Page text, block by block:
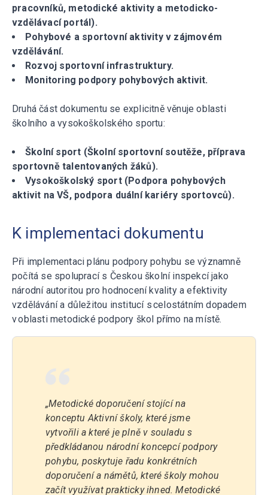
pracovníků, metodické aktivity a metodicko-
vzdělávací portál).
Pohybové a sportovní aktivity v zájmovém
vzdělávání.
Rozvoj sportovní infrastruktury.
Monitoring podpory pohybových aktivit.
Druhá část dokumentu se explicitně věnuje oblasti
školního a vysokoškolského sportu:
Školní sport (Školní sportovní soutěže, příprava
sportovně talentovaných žáků).
Vysokoškolský sport (Podpora pohybových
aktivit na VŠ, podpora duální kariéry sportovců).
K implementaci dokumentu
Při implementaci plánu podpory pohybu se významně
počítá se spoluprací s Českou školní inspekcí jako
národní autoritou pro hodnocení kvality a efektivity
vzdělávání a důležitou institucí s celostátním dopadem
v oblasti metodické podpory škol přímo na místě.
„Metodické doporučení stojící na
konceptu Aktivní školy, které jsme
vytvořili a které je plně v souladu s
předkládanou národní koncepcí podpory
pohybu, poskytuje řadu konkrétních
doporučení a námětů, které školy mohou
začít využívat prakticky ihned. Metodické